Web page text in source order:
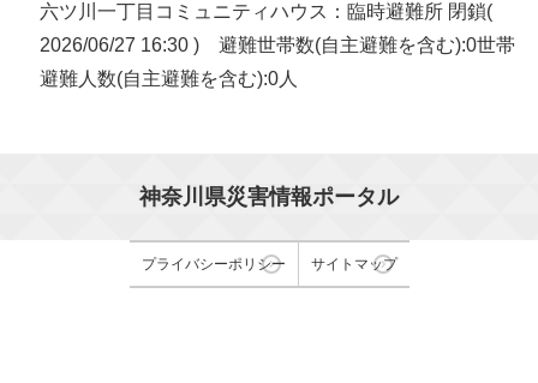
六ツ川一丁目コミュニティハウス：臨時避難所 閉鎖(
2026/06/27 16:30 ) 避難世帯数(自主避難を含む):0世帯
避難人数(自主避難を含む):0人
神奈川県災害情報ポータル
プライバシーポリシー サイトマップ